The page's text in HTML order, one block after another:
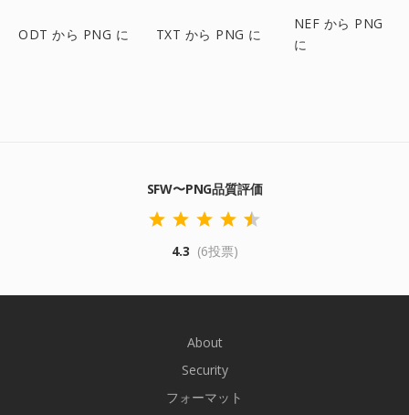
ODT から PNG に TXT から PNG に
NEF から PNG
に
SFW〜PNG品質評価
4.3 (6投票)
About
Security
フォーマット